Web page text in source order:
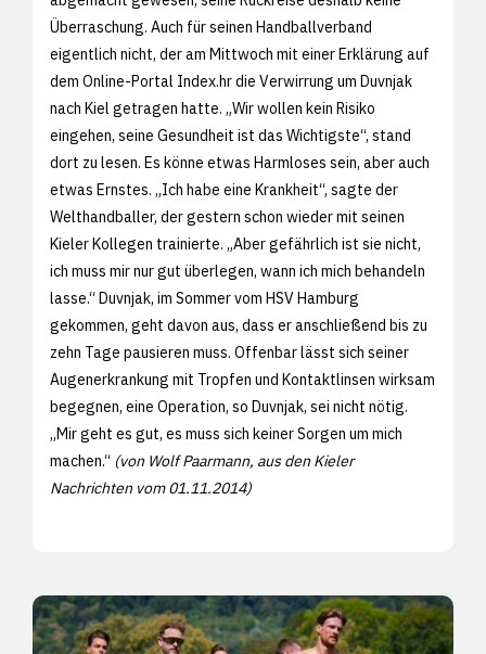
Überraschung. Auch für seinen Handballverband
eigentlich nicht, der am Mittwoch mit einer Erklärung auf
dem Online-Portal Index.hr die Verwirrung um Duvnjak
nach Kiel getragen hatte. „Wir wollen kein Risiko
eingehen, seine Gesundheit ist das Wichtigste“, stand
dort zu lesen. Es könne etwas Harmloses sein, aber auch
etwas Ernstes. „Ich habe eine Krankheit“, sagte der
Welthandballer, der gestern schon wieder mit seinen
Kieler Kollegen trainierte. „Aber gefährlich ist sie nicht,
ich muss mir nur gut überlegen, wann ich mich behandeln
lasse.“ Duvnjak, im Sommer vom HSV Hamburg
gekommen, geht davon aus, dass er anschließend bis zu
zehn Tage pausieren muss. Offenbar lässt sich seiner
Augenerkrankung mit Tropfen und Kontaktlinsen wirksam
begegnen, eine Operation, so Duvnjak, sei nicht nötig.
„Mir geht es gut, es muss sich keiner Sorgen um mich
machen.“ (von Wolf Paarmann, aus den Kieler
Nachrichten vom 01.11.2014)